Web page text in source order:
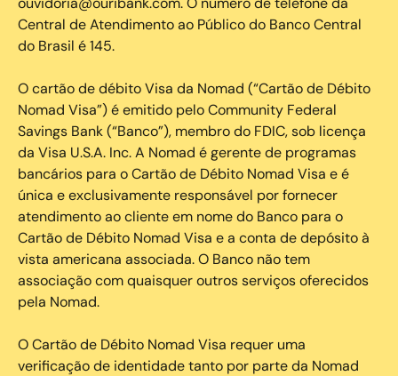
Central de Atendimento ao Público do Banco Central
do Brasil é 145.
O cartão de débito Visa da Nomad (“Cartão de Débito
Nomad Visa”) é emitido pelo Community Federal
Savings Bank (“Banco”), membro do FDIC, sob licença
da Visa U.S.A. Inc. A Nomad é gerente de programas
bancários para o Cartão de Débito Nomad Visa e é
única e exclusivamente responsável por fornecer
atendimento ao cliente em nome do Banco para o
Cartão de Débito Nomad Visa e a conta de depósito à
vista americana associada. O Banco não tem
associação com quaisquer outros serviços oferecidos
pela Nomad.
O Cartão de Débito Nomad Visa requer uma
verificação de identidade tanto por parte da Nomad